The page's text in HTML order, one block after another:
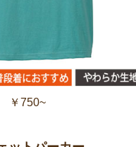
￥750~